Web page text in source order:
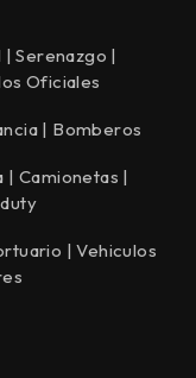
| Serenazgo |
Oficiales
| Bomberos
| Camionetas |
| Vehiculos